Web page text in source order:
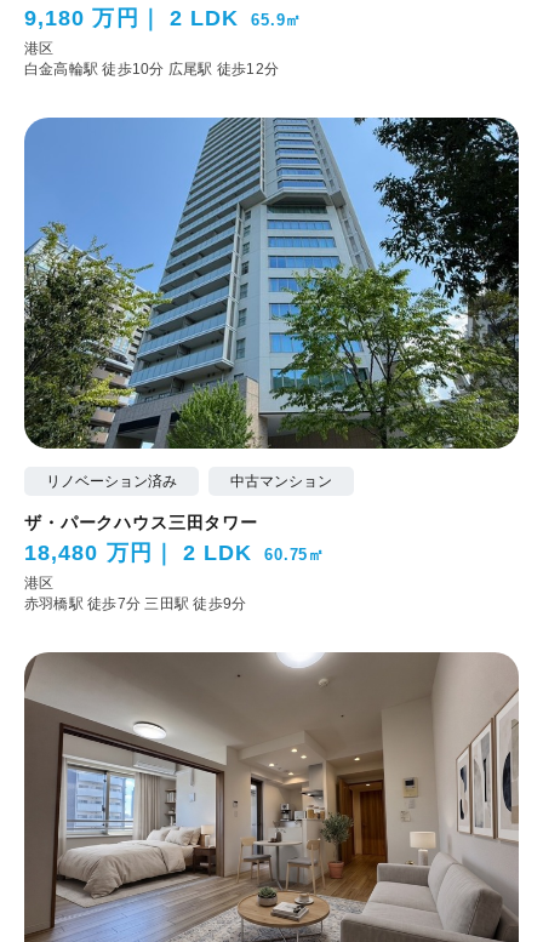
9,180 万円 2 LDK 65.9㎡
港区
白金高輪駅 徒歩10分 広尾駅 徒歩12分
リノベーション済み 中古マンション
ザ・パークハウス三田タワー
18,480 万円 2 LDK 60.75㎡
港区
赤羽橋駅 徒歩7分 三田駅 徒歩9分